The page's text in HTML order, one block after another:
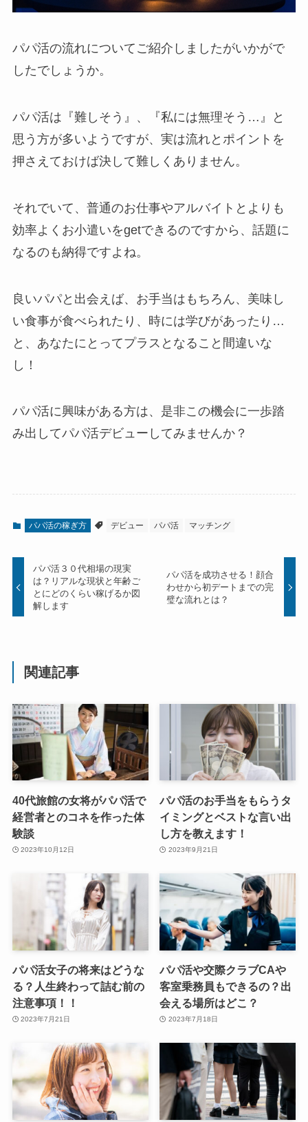
パパ活の流れについてご紹介しましたがいかがで
したでしょうか。
パパ活は『難しそう』、『私には無理そう…』と
思う方が多いようですが、実は流れとポイントを
押さえておけば決して難しくありません。
それでいて、普通のお仕事やアルバイトとよりも
効率よくお小遣いをgetできるのですから、話題に
なるのも納得ですよね。
良いパパと出会えば、お手当はもちろん、美味し
い食事が食べられたり、時には学びがあったり…
と、あなたにとってプラスとなること間違いな
し！
パパ活に興味がある方は、是非この機会に一歩踏
み出してパパ活デビューしてみませんか？
パパ活の稼ぎ方 デビュー パパ活 マッチング
パパ活３０代相場の現実
は？リアルな現状と年齢ご
とにどのくらい稼げるか図
解します
パパ活を成功させる！顔合
わせから初デートまでの完
璧な流れとは？
関連記事
40代旅館の女将がパパ活で
経営者とのコネを作った体
験談
2023年10月12日
パパ活のお手当をもらうタ
イミングとベストな言い出
し方を教えます！
2023年9月21日
パパ活女子の将来はどうな
る？人生終わって詰む前の
注意事項！！
2023年7月21日
パパ活や交際クラブCAや
客室乗務員もできるの？出
会える場所はどこ？
2023年7月18日